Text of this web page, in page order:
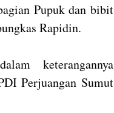
Pupuk dan bibit
Rapidin.
keterangannya
Perjuangan Sumut